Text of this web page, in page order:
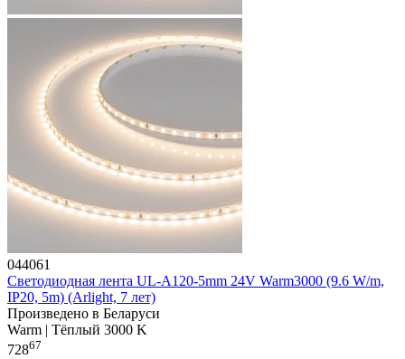
044061
Светодиодная лента UL-A120-5mm 24V Warm3000 (9.6 W/m,
IP20, 5m) (Arlight, 7 лет)
Произведено в Беларуси
Warm | Тёплый 3000 K
72867